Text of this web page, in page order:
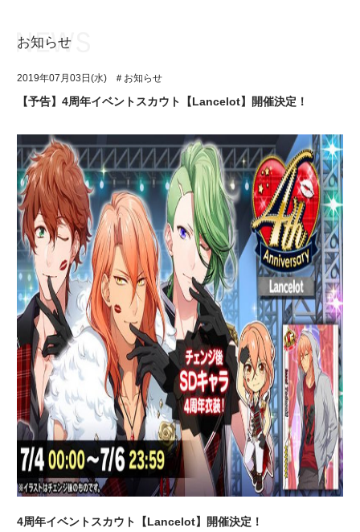
アプリゲーム
イベント・キャンペーン
ミュージック
グッズ・本
ギャラリー
ユニット&キャラクター
アプリゲーム
イベント・キャンペーン
ミュージック
グッズ・本
ギャラリー
お知らせ
2019年07月03日(水) ＃お知らせ
【予告】4周年イベントスカウト【Lancelot】開催決定！
4周年イベントスカウト【Lancelot】開催決定！